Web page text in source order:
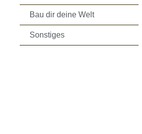
Bau dir deine Welt
Sonstiges